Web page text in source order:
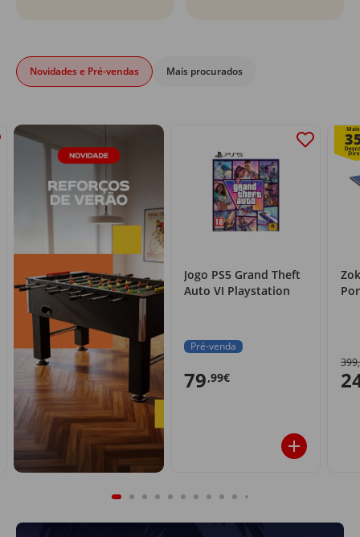
Novidades e Pré-vendas Mais procurados
Jogo PS5 Grand Theft
Auto VI Playstation
Pré-venda
79,99€
Mais